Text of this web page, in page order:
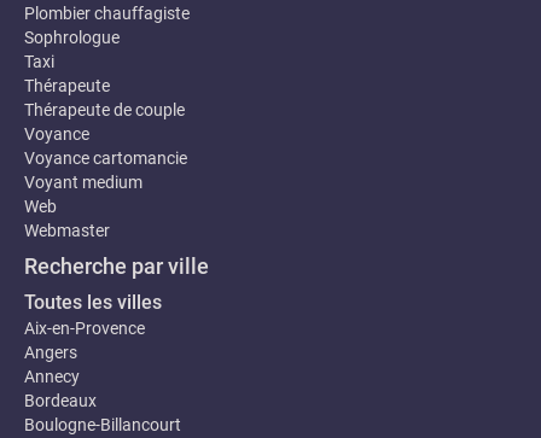
Plombier chauffagiste
Sophrologue
Taxi
Thérapeute
Thérapeute de couple
Voyance
Voyance cartomancie
Voyant medium
Web
Webmaster
Recherche par ville
Toutes les villes
Aix-en-Provence
Angers
Annecy
Bordeaux
Boulogne-Billancourt